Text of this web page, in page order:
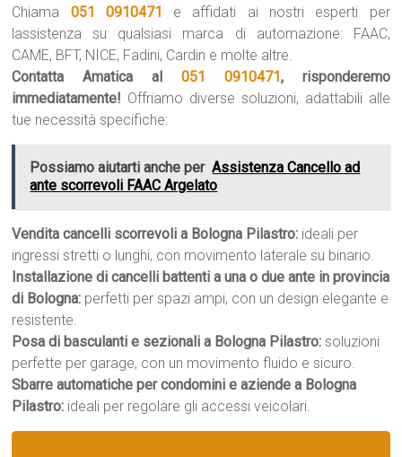
Chiama 051 0910471
e affidati ai nostri esperti per
lassistenza su qualsiasi marca di automazione: FAAC,
CAME, BFT, NICE, Fadini, Cardin e molte altre.
Contatta Amatica al 051 0910471, risponderemo
immediatamente! Offriamo diverse soluzioni, adattabili alle
tue necessità specifiche:
Possiamo aiutarti anche per Assistenza Cancello ad
ante scorrevoli FAAC Argelato
Vendita cancelli scorrevoli a Bologna Pilastro: ideali per
ingressi stretti o lunghi, con movimento laterale su binario.
Installazione di cancelli battenti a una o due ante in provincia
di Bologna: perfetti per spazi ampi, con un design elegante e
resistente.
Posa di basculanti e sezionali a Bologna Pilastro: soluzioni
perfette per garage, con un movimento fluido e sicuro.
Sbarre automatiche per condomini e aziende a Bologna
Pilastro: ideali per regolare gli accessi veicolari.